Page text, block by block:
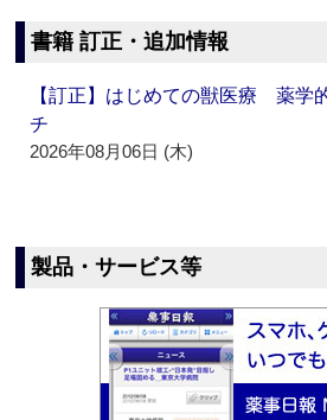
書籍 訂正・追加情報
【訂正】はじめての獣医療 薬学
チ
2026年08月06日 (木)
製品・サービス等